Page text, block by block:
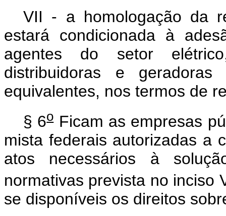
VII - a homologação da
estará condicionada à
agentes do setor
distribuidoras e
equivalentes, nos termos de
§ 6oFicam as empresas
mista federais autorizadas a
atos necessários à
normativas prevista no inciso
se disponíveis os direitos